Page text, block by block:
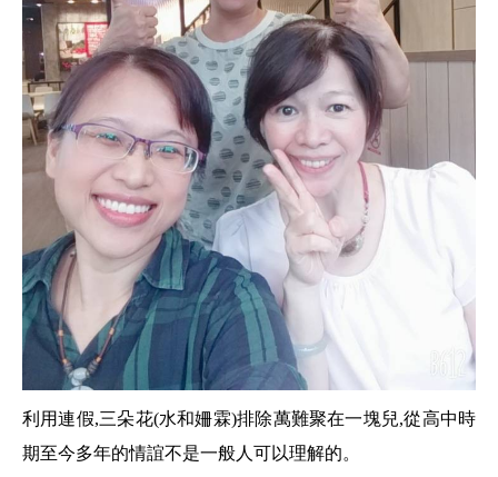
利用連假,三朵花(水和姍霖)排除萬難聚在一塊兒,從高中時
期至今多年的情誼不是一般人可以理解的。